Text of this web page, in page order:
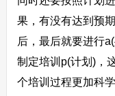
果，有没有达到预
后，最后就要进行
制定培训p(计划)，
个培训过程更加科